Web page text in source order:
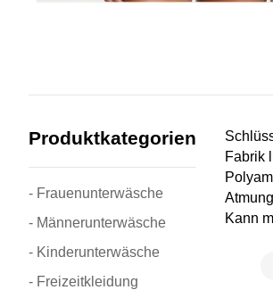
Produktkategorien
- Frauenunterwäsche
- Männerunterwäsche
- Kinderunterwäsche
- Freizeitkleidung
Fabrik
Kann